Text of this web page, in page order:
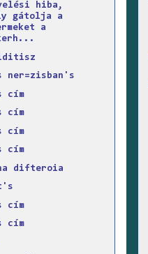
hiba,
gátolja a
a
ner=zisban's
cím
cím
cím
cím
difteroia
cím
cím